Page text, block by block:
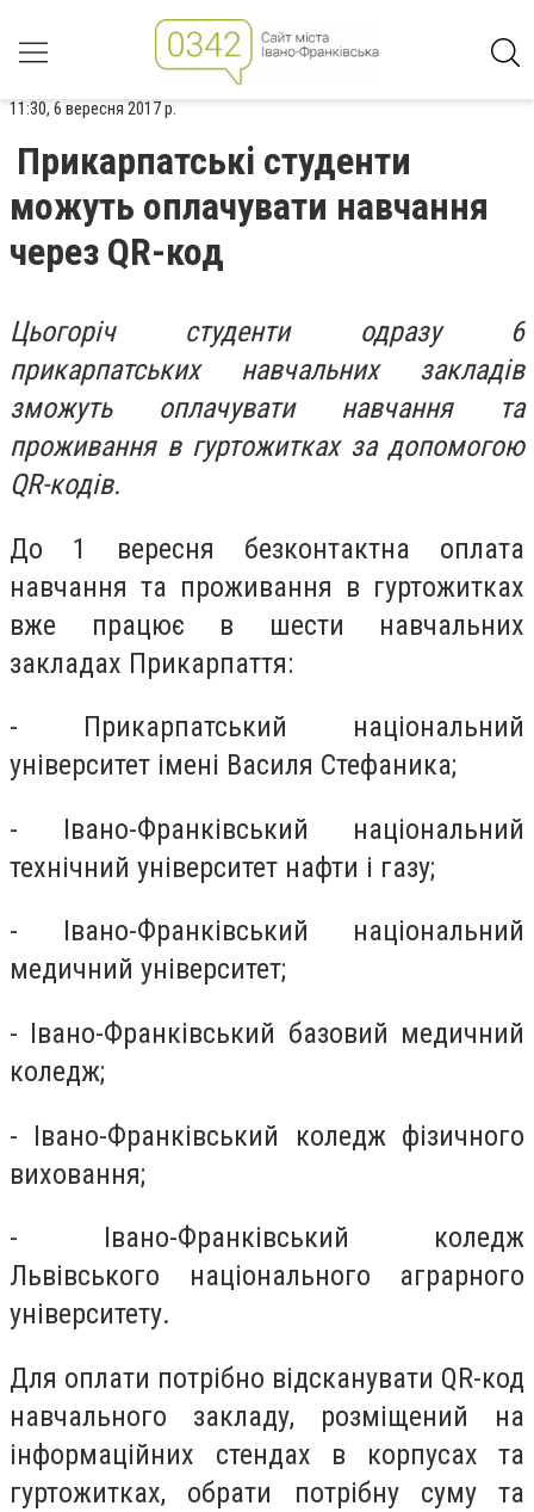
11:30, 6 вересня 2017 р.
Прикарпатські студенти
можуть оплачувати навчання
через QR-код
Цьогоріч студенти одразу 6
прикарпатських навчальних закладів
зможуть оплачувати навчання та
проживання в гуртожитках за допомогою
QR-кодів.
До 1 вересня безконтактна оплата
навчання та проживання в гуртожитках
вже працює в шести навчальних
закладах Прикарпаття:
- Прикарпатський національний
університет імені Василя Стефаника;
- Івано-Франківський національний
технічний університет нафти і газу;
- Івано-Франківський національний
медичний університет;
- Івано-Франківський базовий медичний
коледж;
- Івано-Франківський коледж фізичного
виховання;
- Івано-Франківський коледж
Львівського національного аграрного
університету.
Для оплати потрібно відсканувати QR-код
навчального закладу, розміщений на
інформаційних стендах в корпусах та
гуртожитках, обрати потрібну суму та